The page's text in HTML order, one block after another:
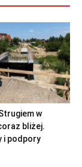
w
bliżej.
i podpory